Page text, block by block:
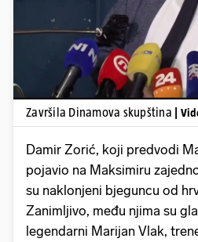
Završila Dinamova skupština |
Damir Zorić, koji predvodi
pojavio na Maksimiru
su naklonjeni bjeguncu od
Zanimljivo, među njima su
legendarni Marijan Vlak,